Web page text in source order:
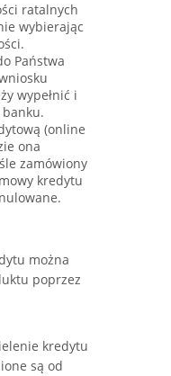
ratalnych
wybierając
Państwa
wypełnić i
banku.
(online
ona
zamówiony
kredytu
można
poprzez
kredytu
są od